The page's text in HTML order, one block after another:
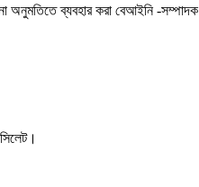
অনুমতিতে ব্যবহার করা বেআইনি -সম্পাদক